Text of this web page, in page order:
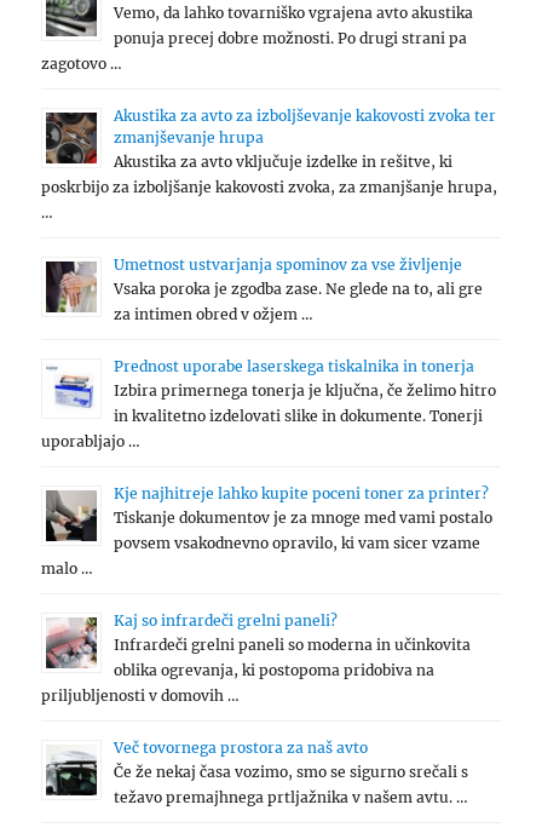
Vemo, da lahko tovarniško vgrajena avto akustika
ponuja precej dobre možnosti. Po drugi strani pa
zagotovo …
Akustika za avto za izboljševanje kakovosti zvoka ter
zmanjševanje hrupa
Akustika za avto vključuje izdelke in rešitve, ki
poskrbijo za izboljšanje kakovosti zvoka, za zmanjšanje hrupa,
…
Umetnost ustvarjanja spominov za vse življenje
Vsaka poroka je zgodba zase. Ne glede na to, ali gre
za intimen obred v ožjem …
Prednost uporabe laserskega tiskalnika in tonerja
Izbira primernega tonerja je ključna, če želimo hitro
in kvalitetno izdelovati slike in dokumente. Tonerji
uporabljajo …
Kje najhitreje lahko kupite poceni toner za printer?
Tiskanje dokumentov je za mnoge med vami postalo
povsem vsakodnevno opravilo, ki vam sicer vzame
malo …
Kaj so infrardeči grelni paneli?
Infrardeči grelni paneli so moderna in učinkovita
oblika ogrevanja, ki postopoma pridobiva na
priljubljenosti v domovih …
Več tovornega prostora za naš avto
Če že nekaj časa vozimo, smo se sigurno srečali s
težavo premajhnega prtljažnika v našem avtu. …